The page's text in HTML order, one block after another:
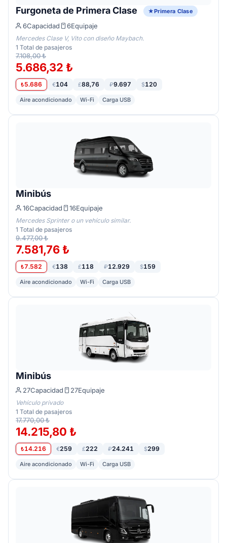
Furgoneta de Primera Clase Primera Clase
6Capacidad 6Equipaje
Mercedes Clase V, Vito con diseño Maybach.
1 Total de pasajeros
7.108,00 ₺
5.686,32 ₺
₺5.686 €104 £88,76 ₽9.697 $120
Aire acondicionado Wi-Fi Carga USB
Minibús
16Capacidad 16Equipaje
Mercedes Sprinter o un vehículo similar.
1 Total de pasajeros
9.477,00 ₺
7.581,76 ₺
₺7.582 €138 £118 ₽12.929 $159
Aire acondicionado Wi-Fi Carga USB
Minibús
27Capacidad 27Equipaje
Vehículo privado
1 Total de pasajeros
17.770,00 ₺
14.215,80 ₺
₺14.216 €259 £222 ₽24.241 $299
Aire acondicionado Wi-Fi Carga USB